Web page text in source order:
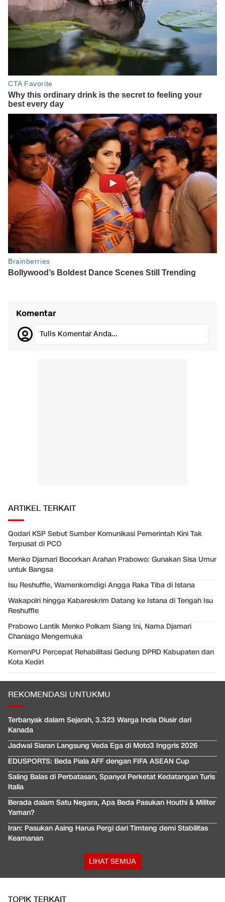
Komentar
Tulis Komentar Anda...
ARTIKEL TERKAIT
Qodari KSP Sebut Sumber Komunikasi Pemerintah Kini Tak
Terpusat di PCO
Menko Djamari Bocorkan Arahan Prabowo: Gunakan Sisa Umur
untuk Bangsa
Isu Reshuffle, Wamenkomdigi Angga Raka Tiba di Istana
Wakapolri hingga Kabareskrim Datang ke Istana di Tengah Isu
Reshuffle
Prabowo Lantik Menko Polkam Siang Ini, Nama Djamari
Chaniago Mengemuka
KemenPU Percepat Rehabilitasi Gedung DPRD Kabupaten dan
Kota Kediri
REKOMENDASI UNTUKMU
Terbanyak dalam Sejarah, 3.323 Warga India Diusir dari
Kanada
Jadwal Siaran Langsung Veda Ega di Moto3 Inggris 2026
EDUSPORTS: Beda Piala AFF dengan FIFA ASEAN Cup
Saling Balas di Perbatasan, Spanyol Perketat Kedatangan Turis
Italia
Berada dalam Satu Negara, Apa Beda Pasukan Houthi & Militer
Yaman?
Iran: Pasukan Asing Harus Pergi dari Timteng demi Stabilitas
Keamanan
LIHAT SEMUA
TOPIK TERKAIT